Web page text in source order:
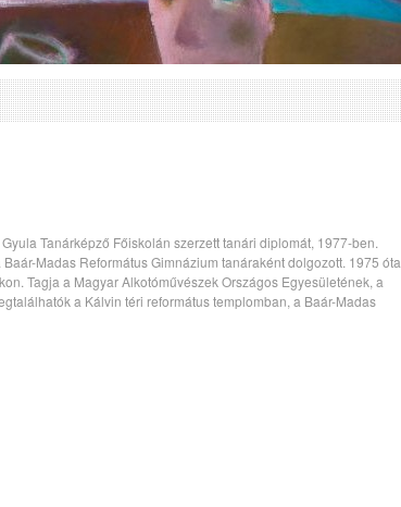
Tanárképző Főiskolán szerzett tanári diplomát, 1977-ben.
Madas Református Gimnázium tanáraként dolgozott. 1975 óta
Tagja a Magyar Alkotóművészek Országos Egyesületének, a
a Kálvin téri református templomban, a Baár-Madas